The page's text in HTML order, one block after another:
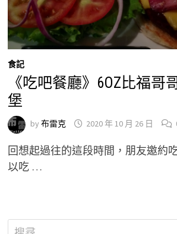
食記
《吃吧餐廳》6OZ比福哥
堡
by 布雷克 2020 年 10 月 26 日
回想起過往的這段時間，朋友邀約
以吃 …
搜